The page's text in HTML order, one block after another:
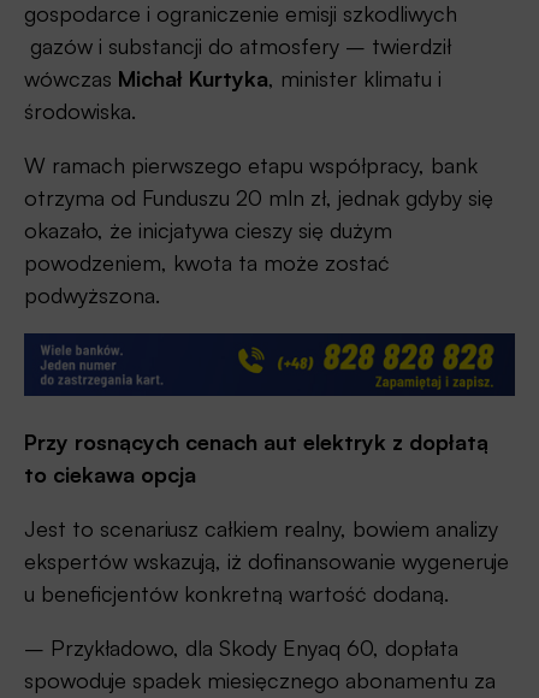
gospodarce i ograniczenie emisji szkodliwych
gazów i substancji do atmosfery – twierdził
wówczas Michał Kurtyka, minister klimatu i
środowiska.
W ramach pierwszego etapu współpracy, bank
otrzyma od Funduszu 20 mln zł, jednak gdyby się
okazało, że inicjatywa cieszy się dużym
powodzeniem, kwota ta może zostać
podwyższona.
Przy rosnących cenach aut elektryk z dopłatą
to ciekawa opcja
Jest to scenariusz całkiem realny, bowiem analizy
ekspertów wskazują, iż dofinansowanie wygeneruje
u beneficjentów konkretną wartość dodaną.
– Przykładowo, dla Skody Enyaq 60, dopłata
spowoduje spadek miesięcznego abonamentu za